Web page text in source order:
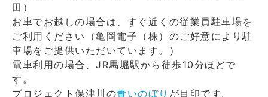
田）
お車でお越しの場合は、すぐ近くの従業員駐車場を
ご利用ください（亀岡電子（株）のご好意により駐
車場をご提供いただいています。）
電車利用の場合、JR馬堀駅から徒歩10分ほどで
す。
プロジェクト保津川の青いのぼり が目印です。